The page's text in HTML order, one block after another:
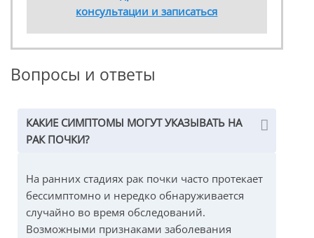
консультации и записаться
Вопросы и ответы
КАКИЕ СИМПТОМЫ МОГУТ УКАЗЫВАТЬ НА
РАК ПОЧКИ?
На ранних стадиях рак почки часто протекает
бессимптомно и нередко обнаруживается
случайно во время обследований.
Возможными признаками заболевания